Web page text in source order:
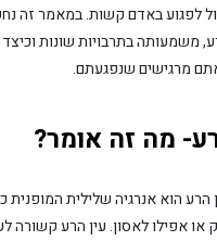
לפגוע באדם קשות. במאמר זה
משמעותה בתרבויות שונות וכיצד
מרגישים שנפגעתם.
מה זה אומר?
הרע הוא אנרגיה שלילית המופנית
או אפילו לאסון. עין הרע קשורה